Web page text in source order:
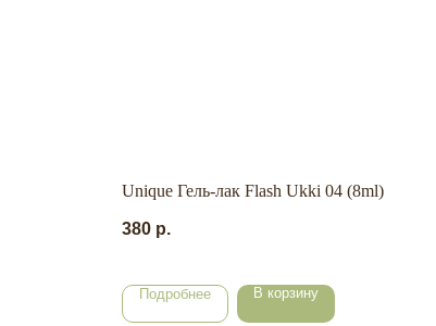
Unique Гель-лак Flash Ukki 04 (8ml)
380 р.
Подробнее В корзину